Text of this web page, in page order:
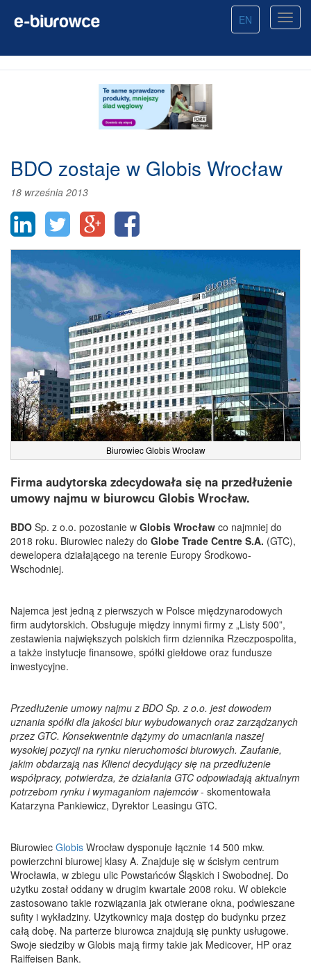
EN
BDO zostaje w Globis Wrocław
18 września 2013
Biurowiec Globis Wrocław
Firma audytorska zdecydowała się na przedłużenie
umowy najmu w biurowcu Globis Wrocław.
BDO Sp. z o.o. pozostanie w Globis Wrocław co najmniej do
2018 roku. Biurowiec należy do Globe Trade Centre S.A. (GTC),
dewelopera działającego na terenie Europy Środkowo-
Wschodniej.
Najemca jest jedną z pierwszych w Polsce międzynarodowych
firm audytorskich. Obsługuje między innymi firmy z „Listy 500”,
zestawienia największych polskich firm dziennika Rzeczpospolita,
a także instytucje finansowe, spółki giełdowe oraz fundusze
inwestycyjne.
Przedłużenie umowy najmu z BDO Sp. z o.o. jest dowodem
uznania spółki dla jakości biur wybudowanych oraz zarządzanych
przez GTC. Konsekwentnie dążymy do umacniania naszej
wysokiej pozycji na rynku nieruchomości biurowych. Zaufanie,
jakim obdarzają nas Klienci decydujący się na przedłużenie
współpracy, potwierdza, że działania GTC odpowiadają aktualnym
potrzebom rynku i wymaganiom najemców- skomentowała
Katarzyna Pankiewicz, Dyrektor Leasingu GTC.
Biurowiec Globis Wrocław dysponuje łącznie 14 500 mkw.
powierzchni biurowej klasy A. Znajduje się w ścisłym centrum
Wrocławia, w zbiegu ulic Powstańców Śląskich i Swobodnej. Do
użytku został oddany w drugim kwartale 2008 roku. W obiekcie
zastosowano takie rozwiązania jak otwierane okna, podwieszane
sufity i wykładziny. Użytkownicy maja dostęp do budynku przez
całą dobę. Na parterze biurowca znajdują się punkty usługowe.
Swoje siedziby w Globis mają firmy takie jak Medicover, HP oraz
Raiffeisen Bank.